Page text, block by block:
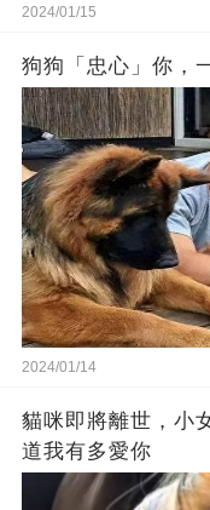
2024/01/15
狗狗「忠心」你，
2024/01/14
貓咪即將離世，小
道我有多愛你